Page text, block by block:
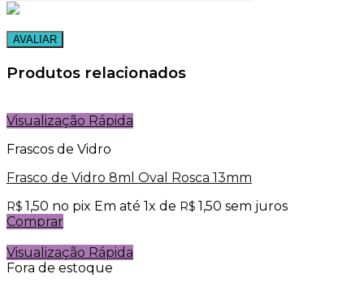
Produtos relacionados
Visualização Rápida
Frascos de Vidro
Frasco de Vidro 8ml Oval Rosca 13mm
R$ 1,50 no pix Em até 1x de R$ 1,50 sem juros
Comprar
Visualização Rápida
Fora de estoque